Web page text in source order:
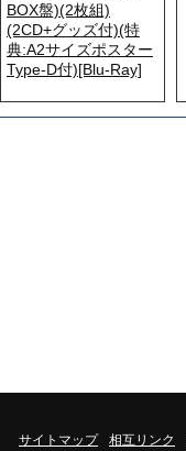
BOX盤)(2枚組)
(2CD+グッズ付)(特
典:A2サイズポスター
Type-D付)[Blu-Ray]
サイトマップ 相互リンク